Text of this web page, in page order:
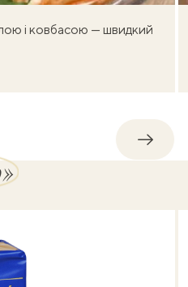
і ковбасою — швидкий